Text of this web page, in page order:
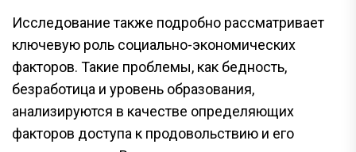
Исследование также подробно рассматривает
ключевую роль социально-экономических
факторов. Такие проблемы, как бедность,
безработица и уровень образования,
анализируются в качестве определяющих
факторов доступа к продовольствию и его